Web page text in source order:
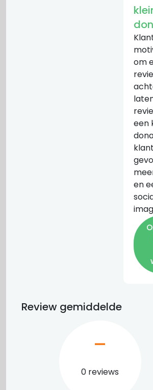
om
een
en
Review gemiddelde
0 reviews
–